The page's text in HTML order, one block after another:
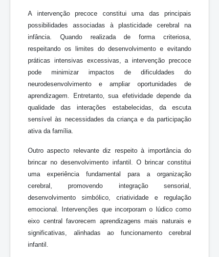
A intervenção precoce constitui uma das principais
possibilidades associadas à plasticidade cerebral na
infância. Quando realizada de forma criteriosa,
respeitando os limites do desenvolvimento e evitando
práticas intensivas excessivas, a intervenção precoce
pode minimizar impactos de dificuldades do
neurodesenvolvimento e ampliar oportunidades de
aprendizagem. Entretanto, sua efetividade depende da
qualidade das interações estabelecidas, da escuta
sensível às necessidades da criança e da participação
ativa da família.
Outro aspecto relevante diz respeito à importância do
brincar no desenvolvimento infantil. O brincar constitui
uma experiência fundamental para a organização
cerebral, promovendo integração sensorial,
desenvolvimento simbólico, criatividade e regulação
emocional. Intervenções que incorporam o lúdico como
eixo central favorecem aprendizagens mais naturais e
significativas, alinhadas ao funcionamento cerebral
infantil.